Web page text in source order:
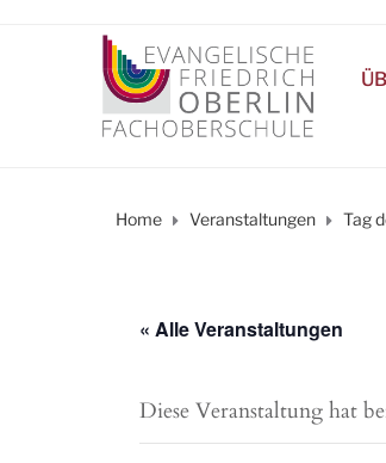
Home Veranstaltungen Tag
« Alle Veranstaltungen
Diese Veranstaltung hat